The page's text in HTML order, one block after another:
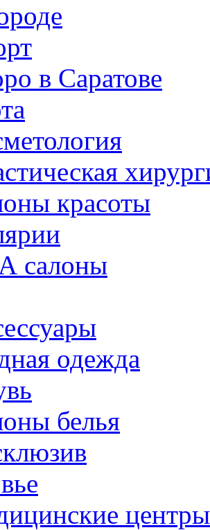
в Саратове
красоты
салоны
одежда
белья
центры